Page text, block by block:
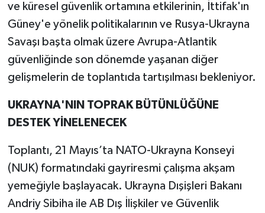
ve küresel güvenlik ortamına etkilerinin, İttifak'ın
Güney'e yönelik politikalarının ve Rusya-Ukrayna
Savaşı başta olmak üzere Avrupa-Atlantik
güvenliğinde son dönemde yaşanan diğer
gelişmelerin de toplantıda tartışılması bekleniyor.
UKRAYNA'NIN TOPRAK BÜTÜNLÜĞÜNE
DESTEK YİNELENECEK
Toplantı, 21 Mayıs’ta NATO-Ukrayna Konseyi
(NUK) formatındaki gayriresmi çalışma akşam
yemeğiyle başlayacak. Ukrayna Dışişleri Bakanı
Andriy Sibiha ile AB Dış İlişkiler ve Güvenlik